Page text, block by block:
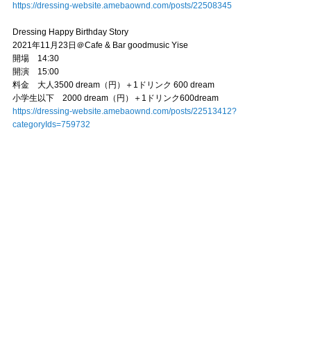
https://dressing-website.amebaownd.com/posts/22508345
Dressing Happy Birthday Story
2021年11月23日＠Cafe & Bar goodmusic Yise
開場 14:30
開演 15:00
料金 大人3500 dream（円）＋1ドリンク 600 dream
小学生以下 2000 dream（円）＋1ドリンク600dream
https://dressing-website.amebaownd.com/posts/22513412?
categoryIds=759732